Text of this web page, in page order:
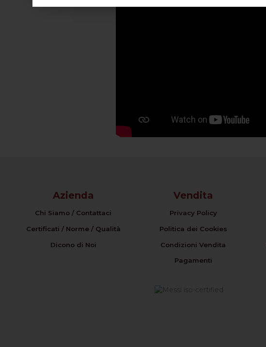
Azienda
Chi Siamo / Contattaci
Certificati / Norme / Qualità
Dicono di Noi
Vendita
Privacy Policy
Politica dei Cookies
Condizioni Vendita
Pagamenti